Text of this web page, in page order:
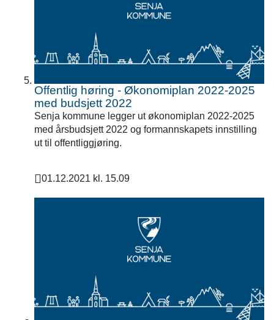
Offentlig høring - Økonomiplan 2022-2025
med budsjett 2022
Senja kommune legger ut økonomiplan 2022-2025
med årsbudsjett 2022 og formannskapets innstilling
ut til offentliggjøring.
Publisert
01.12.2021 kl. 15.09